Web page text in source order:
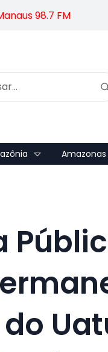
98.7 FM
Amazonas